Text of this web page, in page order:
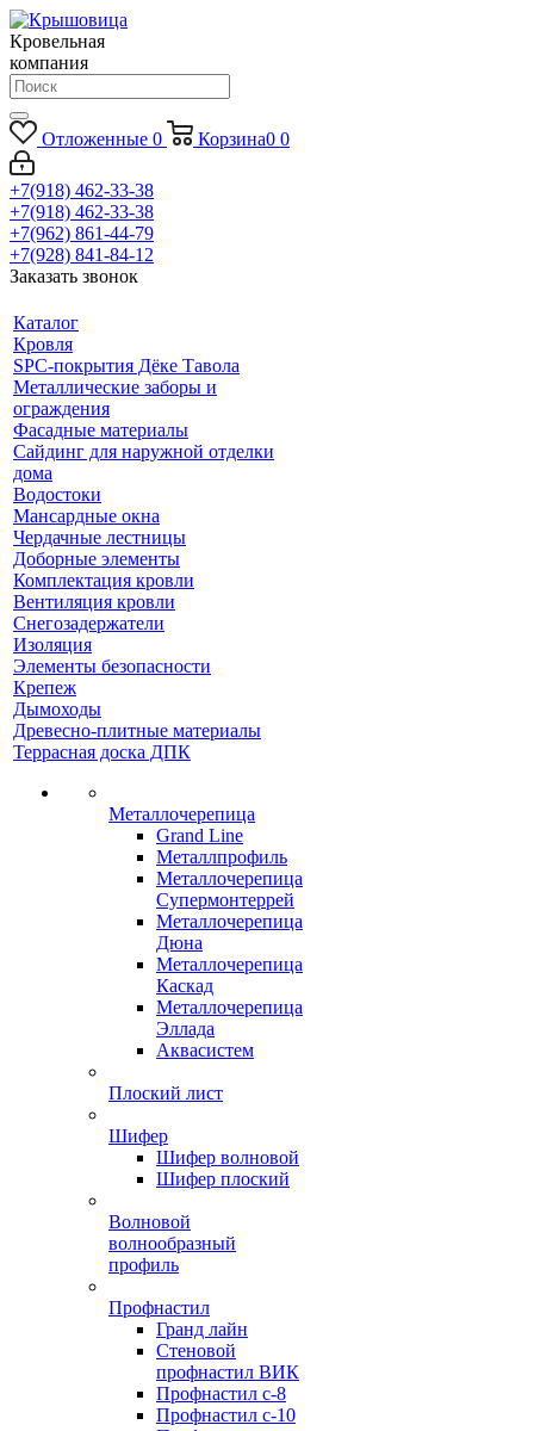
Кровельная
компания
Отложенные 0 Корзина0 0
+7(918) 462-33-38
+7(918) 462-33-38
+7(962) 861-44-79
+7(928) 841-84-12
Заказать звонок
Каталог
Кровля
SPC-покрытия Дёке Тавола
Металлические заборы и
ограждения
Фасадные материалы
Сайдинг для наружной отделки
дома
Водостоки
Мансардные окна
Чердачные лестницы
Доборные элементы
Комплектация кровли
Вентиляция кровли
Снегозадержатели
Изоляция
Элементы безопасности
Крепеж
Дымоходы
Древесно-плитные материалы
Террасная доска ДПК
Металлочерепица
Grand Line
Металлпрофиль
Металлочерепица
Супермонтеррей
Металлочерепица
Дюна
Металлочерепица
Каскад
Металлочерепица
Эллада
Аквасистем
Плоский лист
Шифер
Шифер волновой
Шифер плоский
Волновой
волнообразный
профиль
Профнастил
Гранд лайн
Стеновой
профнастил ВИК
Профнастил с-8
Профнастил с-10